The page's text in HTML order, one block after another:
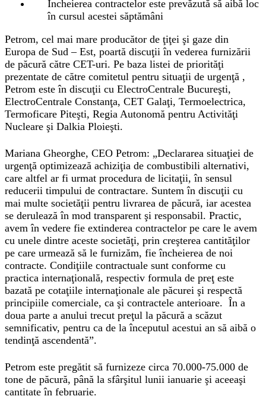
Încheierea contractelor este prevăzută să aibă loc
în cursul acestei săptămâni
Petrom, cel mai mare producător de ţiţei şi gaze din
Europa de Sud – Est, poartă discuţii în vederea furnizării
de păcură către CET-uri. Pe baza listei de priorităţi
prezentate de către comitetul pentru situaţii de urgenţă ,
Petrom este în discuţii cu ElectroCentrale Bucureşti,
ElectroCentrale Constanţa, CET Galaţi, Termoelectrica,
Termoficare Piteşti, Regia Autonomă pentru Activităţi
Nucleare şi Dalkia Ploieşti.
Mariana Gheorghe, CEO Petrom: „Declararea situaţiei de
urgenţă optimizează achiziţia de combustibili alternativi,
care altfel ar fi urmat procedura de licitaţii, în sensul
reducerii timpului de contractare. Suntem în discuţii cu
mai multe societăţii pentru livrarea de păcură, iar acestea
se derulează în mod transparent şi responsabil. Practic,
avem în vedere fie extinderea contractelor pe care le avem
cu unele dintre aceste societăţi, prin creşterea cantităţilor
pe care urmează să le furnizăm, fie încheierea de noi
contracte. Condiţiile contractuale sunt conforme cu
practica internaţională, respectiv formula de preţ este
bazată pe cotaţiile internaţionale ale păcurei şi respectă
principiile comerciale, ca şi contractele anterioare. În a
doua parte a anului trecut preţul la păcură a scăzut
semnificativ, pentru ca de la începutul acestui an să aibă o
tendinţă ascendentă”.
Petrom este pregătit să furnizeze circa 70.000-75.000 de
tone de păcură, până la sfârşitul lunii ianuarie şi aceeaşi
cantitate în februarie.